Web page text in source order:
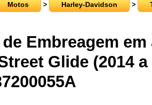
Motos > Harley-Davidson >
Embreagem
Glide (2014 a